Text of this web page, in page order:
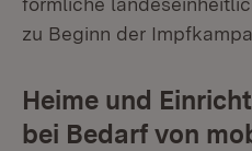
zu Beginn der
Heime und
bei Bedarf von